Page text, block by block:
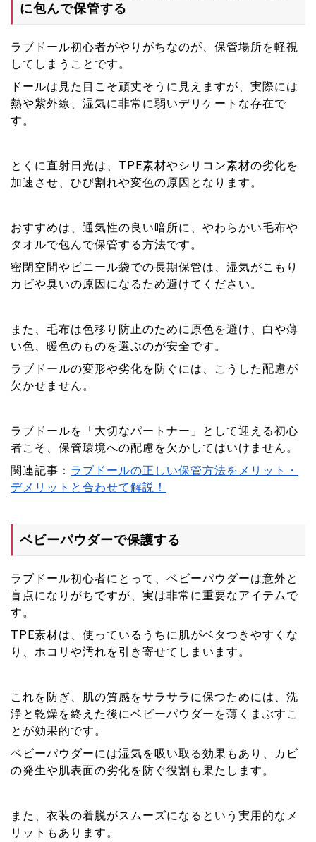
に包んで保管する
ラブドール初心者がやりがちなのが、保管場所を軽視
してしまうことです。
ドールは見た目こそ頑丈そうに見えますが、実際には
熱や紫外線、湿気に非常に弱いデリケートな存在で
す。
とくに直射日光は、TPE素材やシリコン素材の劣化を
加速させ、ひび割れや変色の原因となります。
おすすめは、通気性の良い暗所に、やわらかい毛布や
タオルで包んで保管する方法です。
密閉空間やビニール袋での長期保管は、湿気がこもり
カビや臭いの原因になるため避けてください。
また、毛布は色移り防止のために原色を避け、白や薄
い色、暖色のものを選ぶのが安全です。
ラブドールの変形や劣化を防ぐには、こうした配慮が
欠かせません。
ラブドールを「大切なパートナー」として迎える初心
者こそ、保管環境への配慮を欠かしてはいけません。
関連記事： ラブドールの正しい保管方法をメリット・
デメリットと合わせて解説！
ベビーパウダーで保護する
ラブドール初心者にとって、ベビーパウダーは意外と
盲点になりがちですが、実は非常に重要なアイテムで
す。
TPE素材は、使っているうちに肌がベタつきやすくな
り、ホコリや汚れを引き寄せてしまいます。
これを防ぎ、肌の質感をサラサラに保つためには、洗
浄と乾燥を終えた後にベビーパウダーを薄くまぶすこ
とが効果的です。
ベビーパウダーには湿気を吸い取る効果もあり、カビ
の発生や肌表面の劣化を防ぐ役割も果たします。
また、衣装の着脱がスムーズになるという実用的なメ
リットもあります。